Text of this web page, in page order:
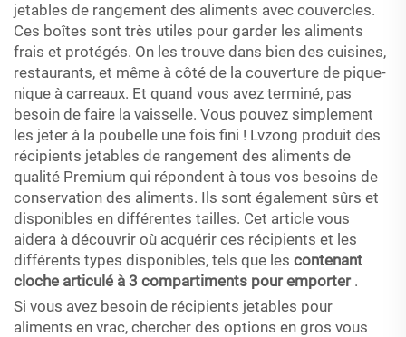
jetables de rangement des aliments avec couvercles.
Ces boîtes sont très utiles pour garder les aliments
frais et protégés. On les trouve dans bien des cuisines,
restaurants, et même à côté de la couverture de pique-
nique à carreaux. Et quand vous avez terminé, pas
besoin de faire la vaisselle. Vous pouvez simplement
les jeter à la poubelle une fois fini ! Lvzong produit des
récipients jetables de rangement des aliments de
qualité Premium qui répondent à tous vos besoins de
conservation des aliments. Ils sont également sûrs et
disponibles en différentes tailles. Cet article vous
aidera à découvrir où acquérir ces récipients et les
différents types disponibles, tels que les contenant
cloche articulé à 3 compartiments pour emporter .
Si vous avez besoin de récipients jetables pour
aliments en vrac, chercher des options en gros vous